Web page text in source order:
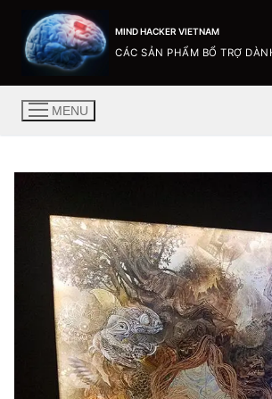
MIND HACKER VIETNAM
CÁC SẢN PHẨM BỔ TRỢ
MENU